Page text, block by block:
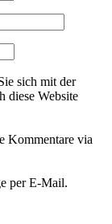
sich mit der
diese Website
Kommentare via
per E-Mail.